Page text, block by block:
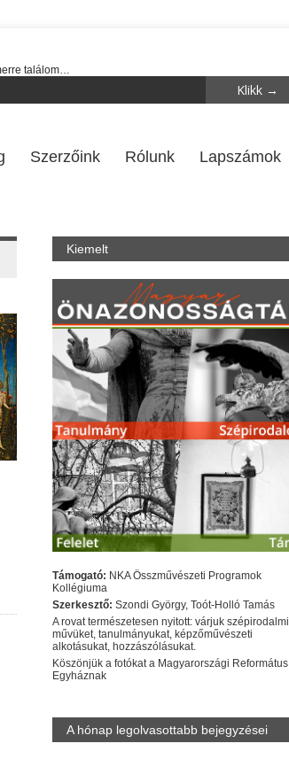
találom…
Szerzőink Rólunk
Lapszámok
Kiemelt
Támogató: NKA Összművészeti Programok
Kollégiuma
Szerkesztő: Szondi György, Toót-Holló Tamás
A rovat természetesen nyitott: várjuk szépirodalmi
művüket, tanulmányukat, képzőművészeti
alkotásukat, hozzászólásukat.
Köszönjük a fotókat a Magyarországi Református
Egyháznak
A hónap legolvasottabb bejegyzései